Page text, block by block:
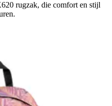
rugzak, die comfort en stijl